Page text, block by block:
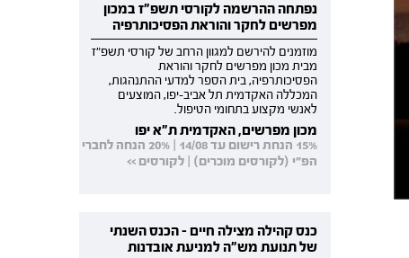
נפתחה ההרשמה לקורסי תשפ"ז במכון
מפרשים לחקר והוראת הפסיכותרפיה
מוזמנים להירשם למגוון הרחב של קורסי תשפ"ז
מבית מכון מפרשים לחקר והוראת
הפסיכותרפיה, בית הספר למדעי ההתנהגות,
המכללה האקדמית תל אביב-יפו, המוצעים
לאנשי מקצוע בתחומי הטיפול.
מכון מפרשים, האקדמית ת"א יפו
15% הנחת רישום עד 14/08 | 20% הנחה לחברי
הפ"י (לקורסים מוכרים) | לקורסים >>
כנס קהילה מצילה חיים - הכנס השנתי
של תנועת מש"ה למניעת אובדנות